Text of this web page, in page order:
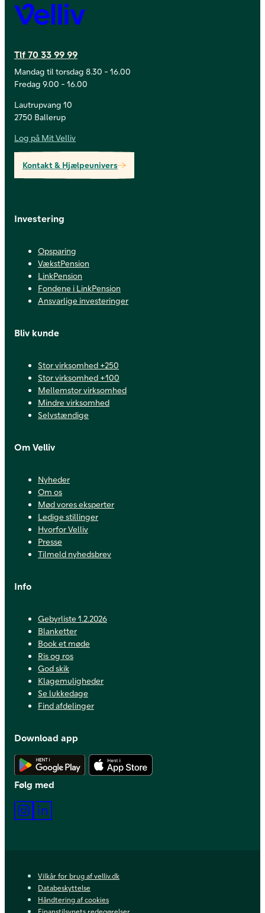
Velliv
Tlf 70 33 99 99
Mandag til torsdag 8.30 - 16.00
Fredag 9.00 - 16.00
Lautrupvang 10
2750 Ballerup
Log på Mit Velliv
Kontakt & Hjælpeunivers
Investering
Opsparing
VækstPension
LinkPension
Fondene i LinkPension
Ansvarlige investeringer
Bliv kunde
Stor virksomhed +250
Stor virksomhed +100
Mellemstor virksomhed
Mindre virksomhed
Selvstændige
Om Velliv
Nyheder
Om os
Mød vores eksperter
Ledige stillinger
Hvorfor Velliv
Presse
Tilmeld nyhedsbrev
Info
Gebyrliste 1.2.2026
Blanketter
Book et møde
Ris og ros
God skik
Klagemuligheder
Se lukkedage
Find afdelinger
Download app
Hent Android app
Følg med
Instagram
Vilkår for brug af velliv.dk
Databeskyttelse
Håndtering af cookies
Finanstilsynets redegørelser